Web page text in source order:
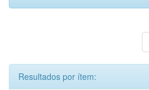
Resultados por ítem: